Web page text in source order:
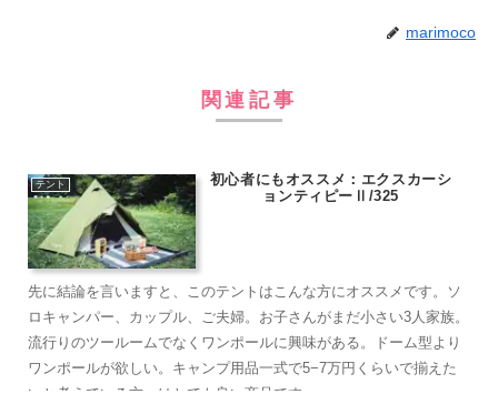
marimoco
関連記事
テント
初心者にもオススメ：エクスカーシ
ョンティピーⅡ/325
先に結論を言いますと、このテントはこんな方にオススメです。ソ
ロキャンパー、カップル、ご夫婦。お子さんがまだ小さい3人家族。
流行りのツールームでなくワンポールに興味がある。ドーム型より
ワンポールが欲しい。キャンプ用品一式で5−7万円くらいで揃えた
いと考えている方へはとても良い商品です